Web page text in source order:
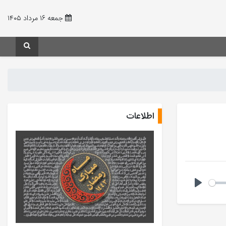
جمعه ۱۶ مرداد ۱۴۰۵
اطلاعات